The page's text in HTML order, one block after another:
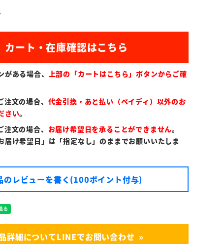
ある場合、
上部の「カートはこちら」ボタンからご確
文の場合、 代金引換・あと払い（ペイディ）以外のお
さい。
文の場合、 お届け希望日を承ることができません。
届け希望日」は「指定なし」のままでお願いいたしま
のレビューを書く(100ポイント付与)
詳細についてLINEでお問い合わせ